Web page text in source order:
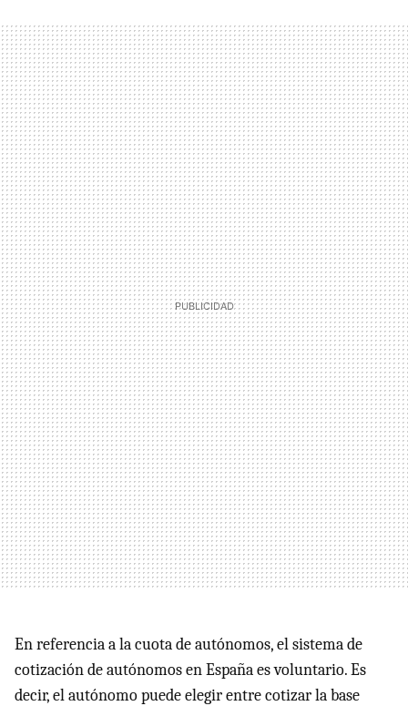
En referencia a la cuota de autónomos, el sistema de
cotización de autónomos en España es voluntario. Es
decir, el autónomo puede elegir entre cotizar la base